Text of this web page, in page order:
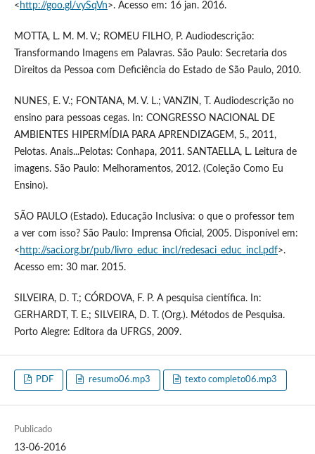
< http://goo.gl/vySqVn>. Acesso em: 16 jan. 2016.
MOTTA, L. M. M. V.; ROMEU FILHO, P. Audiodescrição:
Transformando Imagens em Palavras. São Paulo: Secretaria dos
Direitos da Pessoa com Deficiência do Estado de São Paulo, 2010.
NUNES, E. V.; FONTANA, M. V. L.; VANZIN, T. Audiodescrição no
ensino para pessoas cegas. In: CONGRESSO NACIONAL DE
AMBIENTES HIPERMÍDIA PARA APRENDIZAGEM, 5., 2011,
Pelotas. Anais...Pelotas: Conhapa, 2011. SANTAELLA, L. Leitura de
imagens. São Paulo: Melhoramentos, 2012. (Coleção Como Eu
Ensino).
SÃO PAULO (Estado). Educação Inclusiva: o que o professor tem
a ver com isso? São Paulo: Imprensa Oficial, 2005. Disponível em:
< http://saci.org.br/pub/livro_educ_incl/redesaci_educ_incl.pdf>.
Acesso em: 30 mar. 2015.
SILVEIRA, D. T.; CÓRDOVA, F. P. A pesquisa científica. In:
GERHARDT, T. E.; SILVEIRA, D. T. (Org.). Métodos de Pesquisa.
Porto Alegre: Editora da UFRGS, 2009.
PDF resumo06.mp3 texto completo06.mp3
Publicado
13-06-2016